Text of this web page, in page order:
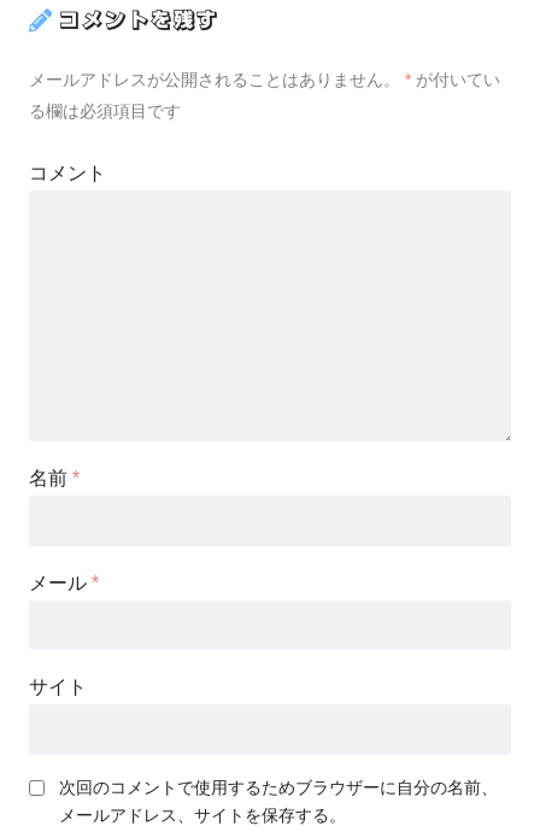
コメントを残す
メールアドレスが公開されることはありません。 * が付いてい
る欄は必須項目です
コメント
名前 *
メール *
サイト
次回のコメントで使用するためブラウザーに自分の名前、
メールアドレス、サイトを保存する。